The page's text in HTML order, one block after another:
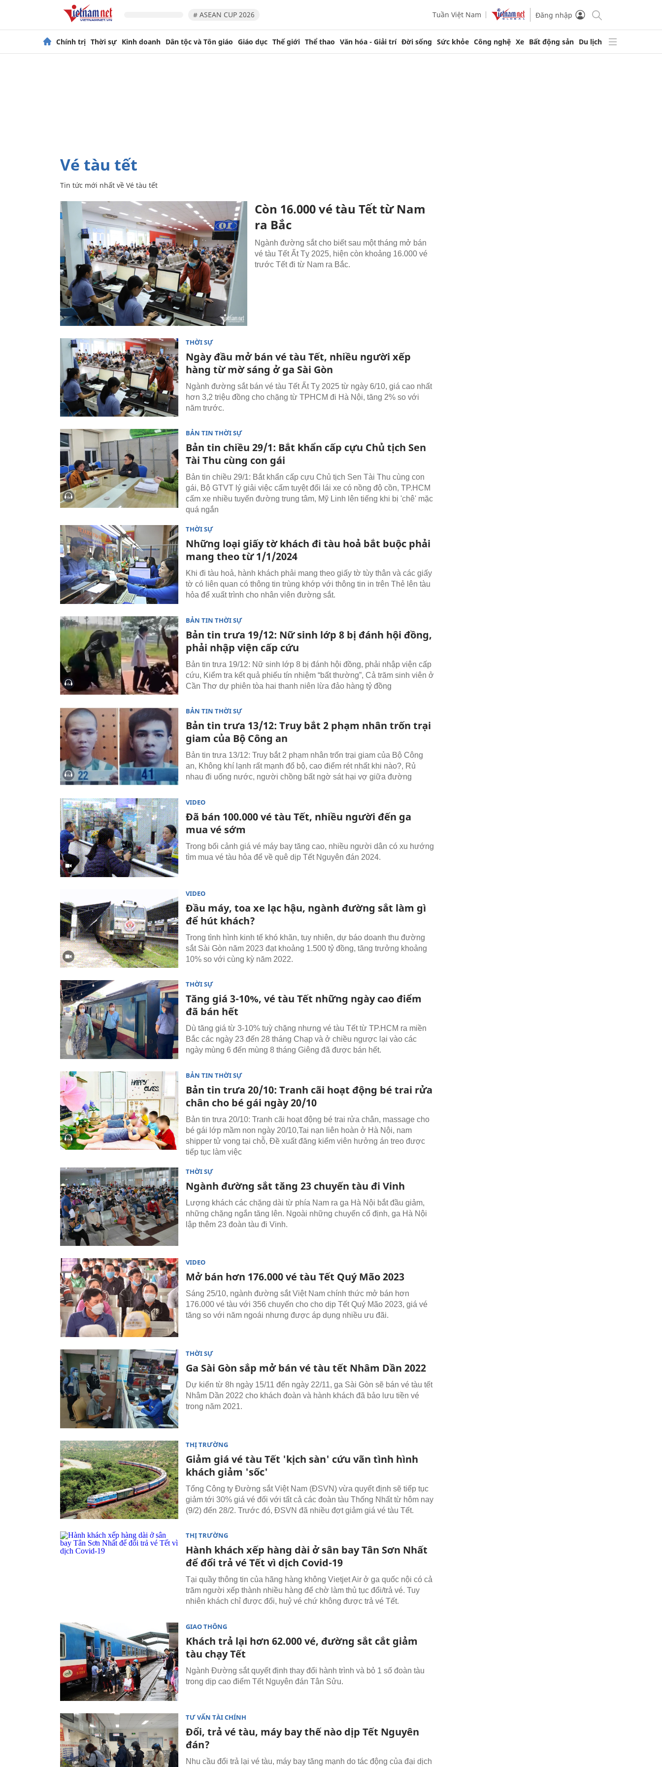
# ASEAN CUP 2026 Tuần Việt Nam Đăng nhập
Chính trị Thời sự Kinh doanh Dân tộc và Tôn giáo Giáo dục Thế giới Thể thao Văn hóa - Giải trí Đời sống Sức khỏe Công nghệ Xe Bất động sản Du lịch
Vé tàu tết
Tin tức mới nhất về Vé tàu tết
Còn 16.000 vé tàu Tết từ Nam
ra Bắc
Ngành đường sắt cho biết sau một tháng mở bán
vé tàu Tết Ất Tỵ 2025, hiện còn khoảng 16.000 vé
trước Tết đi từ Nam ra Bắc.
THỜI SỰ
Ngày đầu mở bán vé tàu Tết, nhiều người xếp
hàng từ mờ sáng ở ga Sài Gòn
Ngành đường sắt bán vé tàu Tết Ất Tỵ 2025 từ ngày 6/10, giá cao nhất
hơn 3,2 triệu đồng cho chặng từ TPHCM đi Hà Nội, tăng 2% so với
năm trước.
BẢN TIN THỜI SỰ
Bản tin chiều 29/1: Bắt khẩn cấp cựu Chủ tịch Sen
Tài Thu cùng con gái
Bản tin chiều 29/1: Bắt khẩn cấp cựu Chủ tịch Sen Tài Thu cùng con
gái, Bộ GTVT lý giải việc cấm tuyệt đối lái xe có nồng độ cồn, TP.HCM
cấm xe nhiều tuyến đường trung tâm, Mỹ Linh lên tiếng khi bị 'chê' mặc
quá ngắn
THỜI SỰ
Những loại giấy tờ khách đi tàu hoả bắt buộc phải
mang theo từ 1/1/2024
Khi đi tàu hoả, hành khách phải mang theo giấy tờ tùy thân và các giấy
tờ có liên quan có thông tin trùng khớp với thông tin in trên Thẻ lên tàu
hỏa để xuất trình cho nhân viên đường sắt.
BẢN TIN THỜI SỰ
Bản tin trưa 19/12: Nữ sinh lớp 8 bị đánh hội đồng,
phải nhập viện cấp cứu
Bản tin trưa 19/12: Nữ sinh lớp 8 bị đánh hội đồng, phải nhập viện cấp
cứu, Kiểm tra kết quả phiếu tín nhiệm “bất thường”, Cả trăm sinh viên ở
Cần Thơ dự phiên tòa hai thanh niên lừa đảo hàng tỷ đồng
BẢN TIN THỜI SỰ
Bản tin trưa 13/12: Truy bắt 2 phạm nhân trốn trại
giam của Bộ Công an
Bản tin trưa 13/12: Truy bắt 2 phạm nhân trốn trại giam của Bộ Công
an, Không khí lạnh rất mạnh đổ bộ, cao điểm rét nhất khi nào?, Rủ
nhau đi uống nước, người chồng bất ngờ sát hại vợ giữa đường
VIDEO
Đã bán 100.000 vé tàu Tết, nhiều người đến ga
mua vé sớm
Trong bối cảnh giá vé máy bay tăng cao, nhiều người dân có xu hướng
tìm mua vé tàu hỏa để về quê dịp Tết Nguyên đán 2024.
VIDEO
Đầu máy, toa xe lạc hậu, ngành đường sắt làm gì
để hút khách?
Trong tình hình kinh tế khó khăn, tuy nhiên, dự báo doanh thu đường
sắt Sài Gòn năm 2023 đạt khoảng 1.500 tỷ đồng, tăng trưởng khoảng
10% so với cùng kỳ năm 2022.
THỜI SỰ
Tăng giá 3-10%, vé tàu Tết những ngày cao điểm
đã bán hết
Dù tăng giá từ 3-10% tuỳ chặng nhưng vé tàu Tết từ TP.HCM ra miền
Bắc các ngày 23 đến 28 tháng Chạp và ở chiều ngược lại vào các
ngày mùng 6 đến mùng 8 tháng Giêng đã được bán hết.
BẢN TIN THỜI SỰ
Bản tin trưa 20/10: Tranh cãi hoạt động bé trai rửa
chân cho bé gái ngày 20/10
Bản tin trưa 20/10: Tranh cãi hoạt động bé trai rửa chân, massage cho
bé gái lớp mầm non ngày 20/10,Tai nạn liên hoàn ở Hà Nội, nam
shipper tử vong tại chỗ, Đề xuất đăng kiểm viên hưởng án treo được
tiếp tục làm việc
THỜI SỰ
Ngành đường sắt tăng 23 chuyến tàu đi Vinh
Lượng khách các chặng dài từ phía Nam ra ga Hà Nội bắt đầu giảm,
những chặng ngắn tăng lên. Ngoài những chuyến cố định, ga Hà Nội
lập thêm 23 đoàn tàu đi Vinh.
VIDEO
Mở bán hơn 176.000 vé tàu Tết Quý Mão 2023
Sáng 25/10, ngành đường sắt Việt Nam chính thức mở bán hơn
176.000 vé tàu với 356 chuyến cho cho dịp Tết Quý Mão 2023, giá vé
tăng so với năm ngoái nhưng được áp dụng nhiều ưu đãi.
THỜI SỰ
Ga Sài Gòn sắp mở bán vé tàu tết Nhâm Dần 2022
Dự kiến từ 8h ngày 15/11 đến ngày 22/11, ga Sài Gòn sẽ bán vé tàu tết
Nhâm Dần 2022 cho khách đoàn và hành khách đã bảo lưu tiền vé
trong năm 2021.
THỊ TRƯỜNG
Giảm giá vé tàu Tết 'kịch sàn' cứu vãn tình hình
khách giảm 'sốc'
Tổng Công ty Đường sắt Việt Nam (ĐSVN) vừa quyết định sẽ tiếp tục
giảm tới 30% giá vé đối với tất cả các đoàn tàu Thống Nhất từ hôm nay
(9/2) đến 28/2. Trước đó, ĐSVN đã nhiều đợt giảm giá vé tàu Tết.
THỊ TRƯỜNG
Hành khách xếp hàng dài ở sân bay Tân Sơn Nhất
để đổi trả vé Tết vì dịch Covid-19
Tại quầy thông tin của hãng hàng không Vietjet Air ở ga quốc nội có cả
trăm người xếp thành nhiều hàng để chờ làm thủ tục đổi/trả vé. Tuy
nhiên khách chỉ được đổi, huỷ vé chứ không được trả vé Tết.
GIAO THÔNG
Khách trả lại hơn 62.000 vé, đường sắt cắt giảm
tàu chạy Tết
Ngành Đường sắt quyết định thay đổi hành trình và bỏ 1 số đoàn tàu
trong dịp cao điểm Tết Nguyên đán Tân Sửu.
TƯ VẤN TÀI CHÍNH
Đổi, trả vé tàu, máy bay thế nào dịp Tết Nguyên
đán?
Nhu cầu đổi trả lại vé tàu, máy bay tăng mạnh do tác động của đại dịch